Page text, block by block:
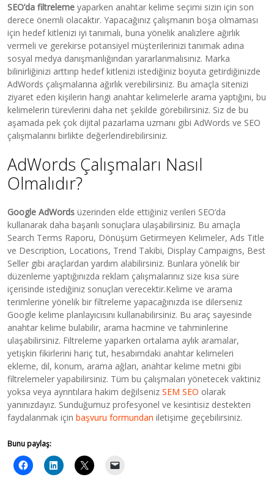
SEO’da filtreleme yaparken anahtar kelime seçimi sizin için son
derece önemli olacaktır. Yapacağınız çalışmanın boşa olmaması
için hedef kitlenizi iyi tanımalı, buna yönelik analizlere ağırlık
vermeli ve gerekirse potansiyel müşterilerinizi tanımak adına
sosyal medya danışmanlığından yararlanmalısınız. Marka
bilinirliğinizi arttırıp hedef kitlenizi istediğiniz boyuta getirdiğinizde
AdWords çalışmalarına ağırlık verebilirsiniz. Bu amaçla sitenizi
ziyaret eden kişilerin hangi anahtar kelimelerle arama yaptığını, bu
kelimelerin türevlerini daha net şekilde görebilirsiniz. Siz de bu
aşamada pek çok dijital pazarlama uzmanı gibi AdWords ve SEO
çalışmalarını birlikte değerlendirebilirsiniz.
AdWords Çalışmaları Nasıl
Olmalıdır?
Google AdWords üzerinden elde ettiğiniz verileri SEO’da
kullanarak daha başarılı sonuçlara ulaşabilirsiniz. Bu amaçla
Search Terms Raporu, Dönüşüm Getirmeyen Kelimeler, Ads Title
ve Description, Locations, Trend Takibi, Display Campaigns, Best
Seller gibi araçlardan yardım alabilirsiniz. Bunlara yönelik bir
düzenleme yaptığınızda reklam çalışmalarınız size kısa süre
içerisinde istediğiniz sonuçları verecektir.Kelime ve arama
terimlerine yönelik bir filtreleme yapacağınızda ise dilerseniz
Google kelime planlayıcısını kullanabilirsiniz. Bu araç sayesinde
anahtar kelime bulabilir, arama hacmine ve tahminlerine
ulaşabilirsiniz. Filtreleme yaparken ortalama aylık aramalar,
yetişkin fikirlerini hariç tut, hesabımdaki anahtar kelimeleri
ekleme, dil, konum, arama ağları, anahtar kelime metni gibi
filtrelemeler yapabilirsiniz. Tüm bu çalışmaları yönetecek vaktiniz
yoksa veya ayrıntılara hakim değilsenizSEM SEO olarak
yanınızdayız. Sunduğumuz profesyonel ve kesintisiz destekten
faydalanmak içinbaşvuru formundan iletişime geçebilirsiniz.
Bunu paylaş: